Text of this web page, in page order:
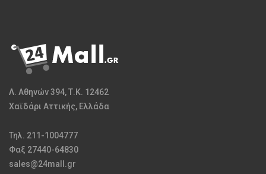
Λ. Αθηνών 394, Τ.Κ. 12462
Χαϊδάρι Αττικής, Ελλάδα
Τηλ. 211-1004777
Φαξ 27440-64830
sales@24mall.gr